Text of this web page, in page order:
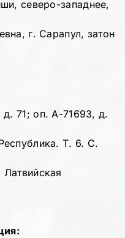
северо-западнее,
г. Сарапул, затон
71; оп. А-71693, д.
Т. 6. С.